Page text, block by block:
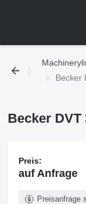
Becker
Becker
Preis:
auf Anfrage
Preisanfrage